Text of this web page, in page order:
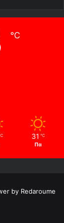
℃
31 ℃
Πα
by Redaroume